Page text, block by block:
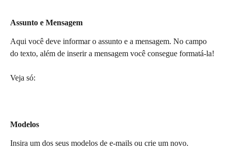
Assunto e Mensagem
Aqui você deve informar o assunto e a mensagem. No campo
do texto, além de inserir a mensagem você consegue formatá-la!
Veja só:
Modelos
Insira um dos seus modelos de e-mails ou crie um novo.